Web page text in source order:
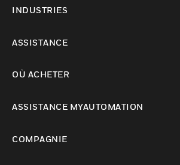
INDUSTRIES
ASSISTANCE
OÙ ACHETER
ASSISTANCE MYAUTOMATION
COMPAGNIE